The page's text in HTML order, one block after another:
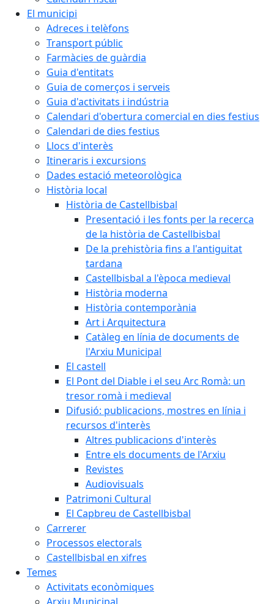
El municipi
Adreces i telèfons
Transport públic
Farmàcies de guàrdia
Guia d'entitats
Guia de comerços i serveis
Guia d'activitats i indústria
Calendari d'obertura comercial en dies festius
Calendari de dies festius
Llocs d'interès
Itineraris i excursions
Dades estació meteorològica
Història local
Història de Castellbisbal
Presentació i les fonts per la recerca
de la història de Castellbisbal
De la prehistòria fins a l'antiguitat
tardana
Castellbisbal a l'època medieval
Història moderna
Història contemporània
Art i Arquitectura
Catàleg en línia de documents de
l'Arxiu Municipal
El castell
El Pont del Diable i el seu Arc Romà: un
tresor romà i medieval
Difusió: publicacions, mostres en línia i
recursos d'interès
Altres publicacions d'interès
Entre els documents de l'Arxiu
Revistes
Audiovisuals
Patrimoni Cultural
El Capbreu de Castellbisbal
Carrerer
Processos electorals
Castellbisbal en xifres
Temes
Activitats econòmiques